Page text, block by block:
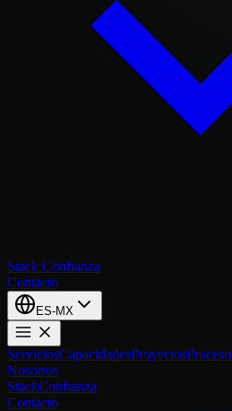
Stack Confianza
Contacto
ES-MX
ServiciosCapacidadesProyectosProceso
Nosotros
StackConfianza
Contacto